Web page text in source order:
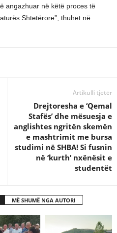
angazhuar në këtë proces të
Shtetërore”, thuhet në
Artikulli tjetër
Drejtoresha e ‘Qemal
Stafës’ dhe mësuesja e
anglishtes ngritën skemën
e mashtrimit me bursa
studimi në SHBA! Si fusnin
në ‘kurth’ nxënësit e
studentët
MË SHUMË NGA AUTORI